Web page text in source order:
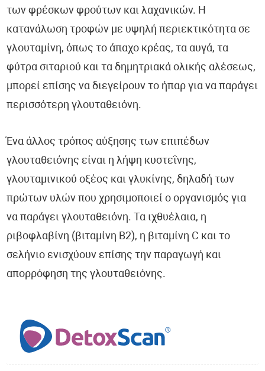
των φρέσκων φρούτων και λαχανικών. Η
κατανάλωση τροφών με υψηλή περιεκτικότητα σε
γλουταμίνη, όπως το άπαχο κρέας, τα αυγά, τα
φύτρα σιταριού και τα δημητριακά ολικής αλέσεως,
μπορεί επίσης να διεγείρουν το ήπαρ για να παράγει
περισσότερη γλουταθειόνη.
Ένα άλλος τρόπος αύξησης των επιπέδων
γλουταθειόνης είναι η λήψη κυστεΐνης,
γλουταμινικού οξέος και γλυκίνης, δηλαδή των
πρώτων υλών που χρησιμοποιεί ο οργανισμός για
να παράγει γλουταθειόνη. Τα ιχθυέλαια, η
ριβοφλαβίνη (βιταμίνη Β2), η βιταμίνη C και το
σελήνιο ενισχύουν επίσης την παραγωγή και
απορρόφηση της γλουταθειόνης.